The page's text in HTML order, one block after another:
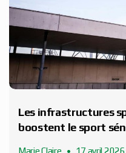
Les infrastructures
boostent le sport
Marie Claire 17 avril 2026